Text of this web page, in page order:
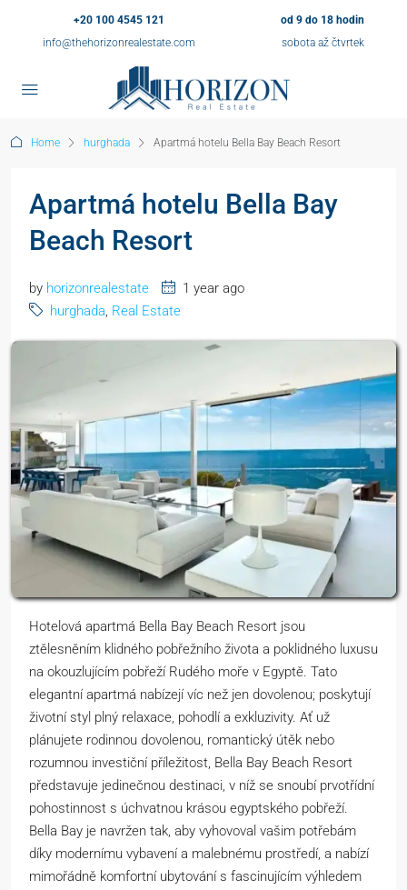
+20 100 4545 121
info@thehorizonrealestate.com
od 9 do 18 hodin
sobota až čtvrtek
Home hurghada Apartmá hotelu Bella Bay Beach Resort
Apartmá hotelu Bella Bay
Beach Resort
by horizonrealestate
1 year ago
hurghada, Real Estate
Hotelová apartmá Bella Bay Beach Resort jsou
ztělesněním klidného pobřežního života a poklidného luxusu
na okouzlujícím pobřeží Rudého moře v Egyptě. Tato
elegantní apartmá nabízejí víc než jen dovolenou; poskytují
životní styl plný relaxace, pohodlí a exkluzivity. Ať už
plánujete rodinnou dovolenou, romantický útěk nebo
rozumnou investiční příležitost, Bella Bay Beach Resort
představuje jedinečnou destinaci, v níž se snoubí prvotřídní
pohostinnost s úchvatnou krásou egyptského pobřeží.
Bella Bay je navržen tak, aby vyhovoval vašim potřebám
díky modernímu vybavení a malebnému prostředí, a nabízí
mimořádně komfortní ubytování s fascinujícím výhledem